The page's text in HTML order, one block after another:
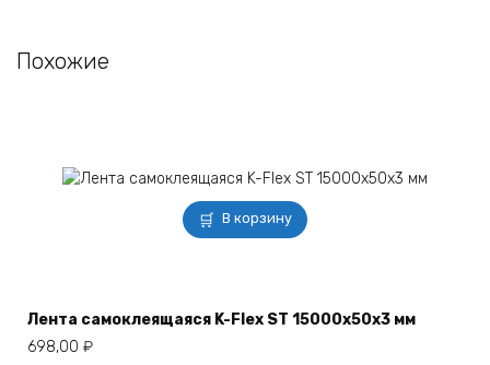
Похожие
В корзину
Лента самоклеящаяся K-Flex ST 15000х50х3 мм
698,00 ₽